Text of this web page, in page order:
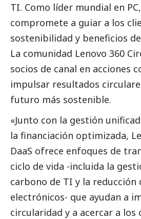
TI. Como líder mundial en
compromete a guiar a los
sostenibilidad y beneficios
La comunidad Lenovo 360
socios de canal en acciones
impulsar resultados
futuro más sostenible.
«Junto con la gestión
la financiación optimizada,
DaaS ofrece enfoques de
ciclo de vida -incluida la
carbono de TI y la reducción
electrónicos- que ayudan a
circularidad y a acercar a los